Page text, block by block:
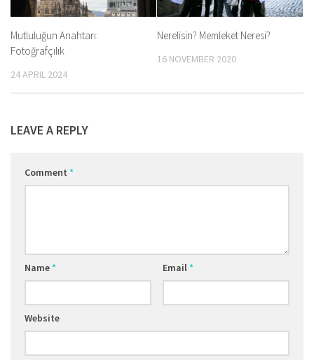
Mutluluğun Anahtarı:
Fotoğrafçılık
24 APRIL 2024
Nerelisin? Memleket Neresi?
16 NOVEMBER 2020
LEAVE A REPLY
Comment *
Name* Email*
Website